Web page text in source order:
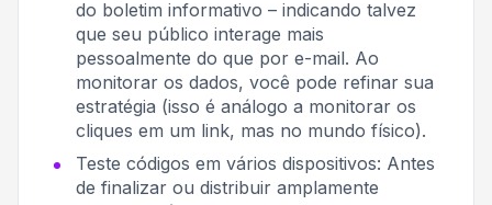
do boletim informativo – indicando talvez
que seu público interage mais
pessoalmente do que por e-mail. Ao
monitorar os dados, você pode refinar sua
estratégia (isso é análogo a monitorar os
cliques em um link, mas no mundo físico).
Teste códigos em vários dispositivos: Antes
de finalizar ou distribuir amplamente